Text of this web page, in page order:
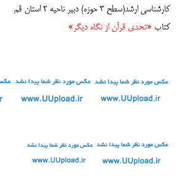
کارشناسی ارشد(سطح 3 حوزه) دبیر ناحیه 2 استان قم
کتاب «تحدی قرآن از نگاه دیگر»